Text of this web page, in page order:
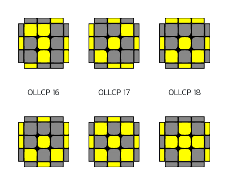
OLLCP 16 OLLCP 17 OLLCP 18